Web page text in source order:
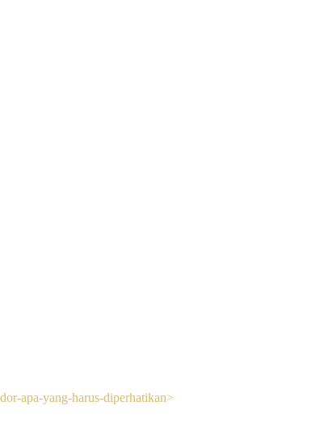
apa-yang-harus-diperhatikan>